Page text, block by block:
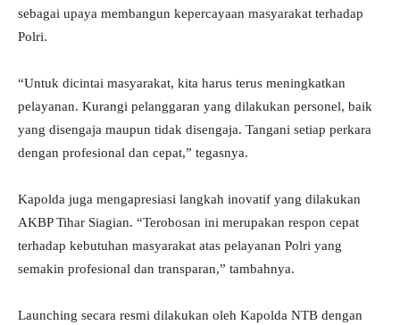
sebagai upaya membangun kepercayaan masyarakat terhadap
Polri.
“Untuk dicintai masyarakat, kita harus terus meningkatkan
pelayanan. Kurangi pelanggaran yang dilakukan personel, baik
yang disengaja maupun tidak disengaja. Tangani setiap perkara
dengan profesional dan cepat,” tegasnya.
Kapolda juga mengapresiasi langkah inovatif yang dilakukan
AKBP Tihar Siagian. “Terobosan ini merupakan respon cepat
terhadap kebutuhan masyarakat atas pelayanan Polri yang
semakin profesional dan transparan,” tambahnya.
Launching secara resmi dilakukan oleh Kapolda NTB dengan